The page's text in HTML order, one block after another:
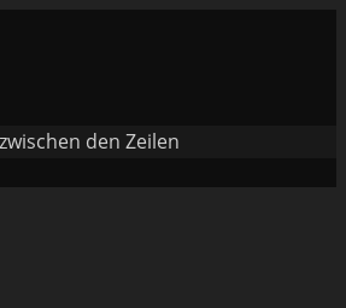
den Zeilen